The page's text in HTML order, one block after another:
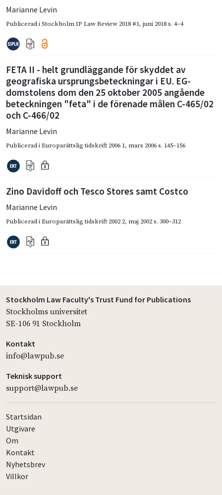
Marianne Levin
Publicerad iStockholm IP Law Review 2018 #1, juni 2018s. 4–4
FETA II - helt grundläggande för skyddet av
geografiska ursprungsbeteckningar i EU. EG-
domstolens dom den 25 oktober 2005 angående
beteckningen "feta" i de förenade målen C-465/02
och C-466/02
Marianne Levin
Publicerad iEuroparättslig tidskrift 2006 1, mars 2006s. 145–156
Zino Davidoff och Tesco Stores samt Costco
Marianne Levin
Publicerad iEuroparättslig tidskrift 2002 2, maj 2002s. 300–312
Stockholm Law Faculty's Trust Fund for Publications
Stockholms universitet
SE-106 91 Stockholm
Kontakt
info@lawpub.se
Teknisk support
support@lawpub.se
Startsidan
Utgivare
Om
Kontakt
Nyhetsbrev
Villkor